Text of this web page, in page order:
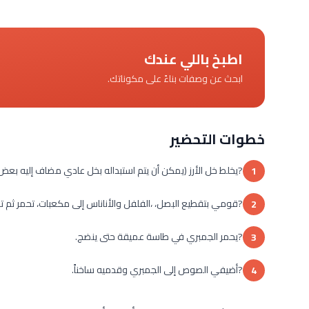
اطبخ باللي عندك
ابحث عن وصفات بناءً على مكوناتك.
خطوات التحضير
1 ?يخلط خل الأرز (يمكن أن يتم استبداله بخل عادي مضاف إليه
2 ?قومي بتقطيع البصل، ،الفلفل والأناناس إلى مكعبات، تحمر
3 ?يحمر الجمبري في طاسة عميقة حتى ينضج.
4 ?أضيفي الصوص إلى الجمبري وقدميه ساخناً.